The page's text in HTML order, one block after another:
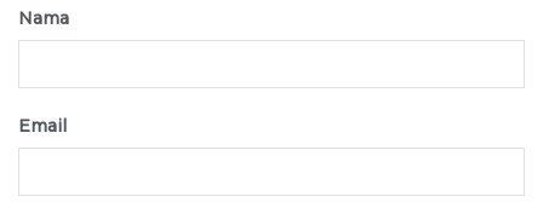
Nama
Email